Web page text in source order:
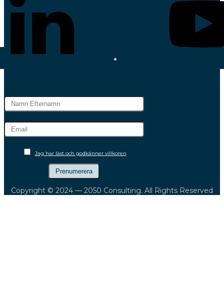
Jag har läst och godkänner villkoren
Copyright © 2024 — 2050 Consulting. All Rights Reserved